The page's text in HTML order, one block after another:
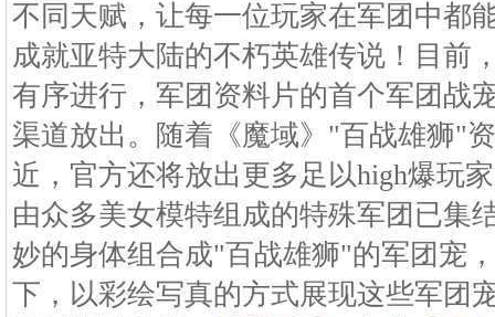
不同天赋，让每一位玩家在军团中都
成就亚特大陆的不朽英雄传说！目前
有序进行，军团资料片的首个军团战
渠道放出。随着《魔域》"百战雄狮"
近，官方还将放出更多足以high爆玩
由众多美女模特组成的特殊军团已集
妙的身体组合成"百战雄狮"的军团宠
下，以彩绘写真的方式展现这些军团